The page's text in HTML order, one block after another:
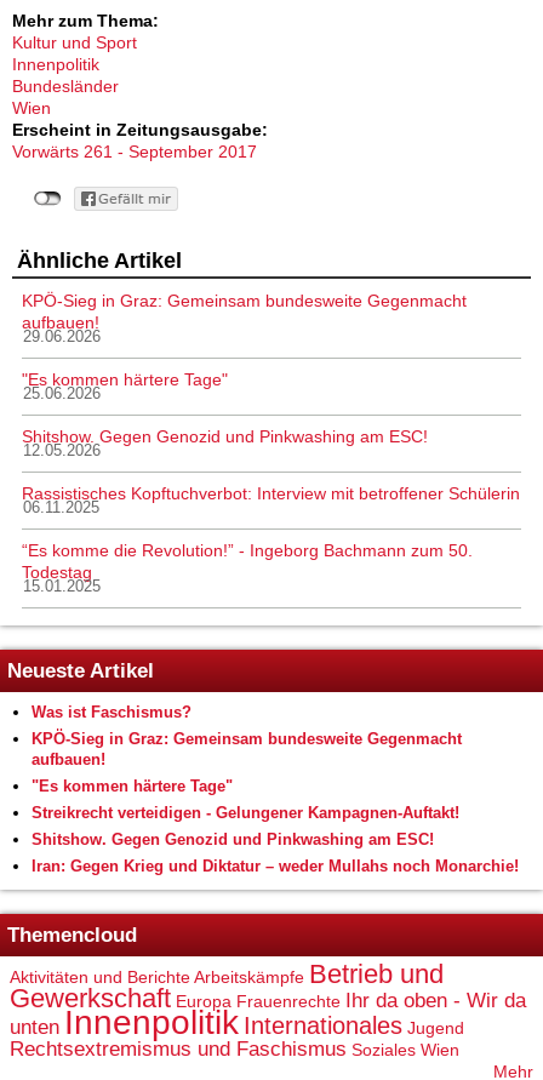
Mehr zum Thema:
Kultur und Sport
Innenpolitik
Bundesländer
Wien
Erscheint in Zeitungsausgabe:
Vorwärts 261 - September 2017
Ähnliche Artikel
KPÖ-Sieg in Graz: Gemeinsam bundesweite Gegenmacht
aufbauen!
29.06.2026
"Es kommen härtere Tage"
25.06.2026
Shitshow. Gegen Genozid und Pinkwashing am ESC!
12.05.2026
Rassistisches Kopftuchverbot: Interview mit betroffener Schülerin
06.11.2025
“Es komme die Revolution!” - Ingeborg Bachmann zum 50.
Todestag
15.01.2025
Neueste Artikel
Was ist Faschismus?
KPÖ-Sieg in Graz: Gemeinsam bundesweite Gegenmacht
aufbauen!
"Es kommen härtere Tage"
Streikrecht verteidigen - Gelungener Kampagnen-Auftakt!
Shitshow. Gegen Genozid und Pinkwashing am ESC!
Iran: Gegen Krieg und Diktatur – weder Mullahs noch Monarchie!
Themencloud
Aktivitäten und BerichteArbeitskämpfe Betrieb und
Gewerkschaft Europa Frauenrechte Ihr da oben - Wir da
unten Innenpolitik Internationales Jugend
Rechtsextremismus und Faschismus Soziales Wien
Mehr